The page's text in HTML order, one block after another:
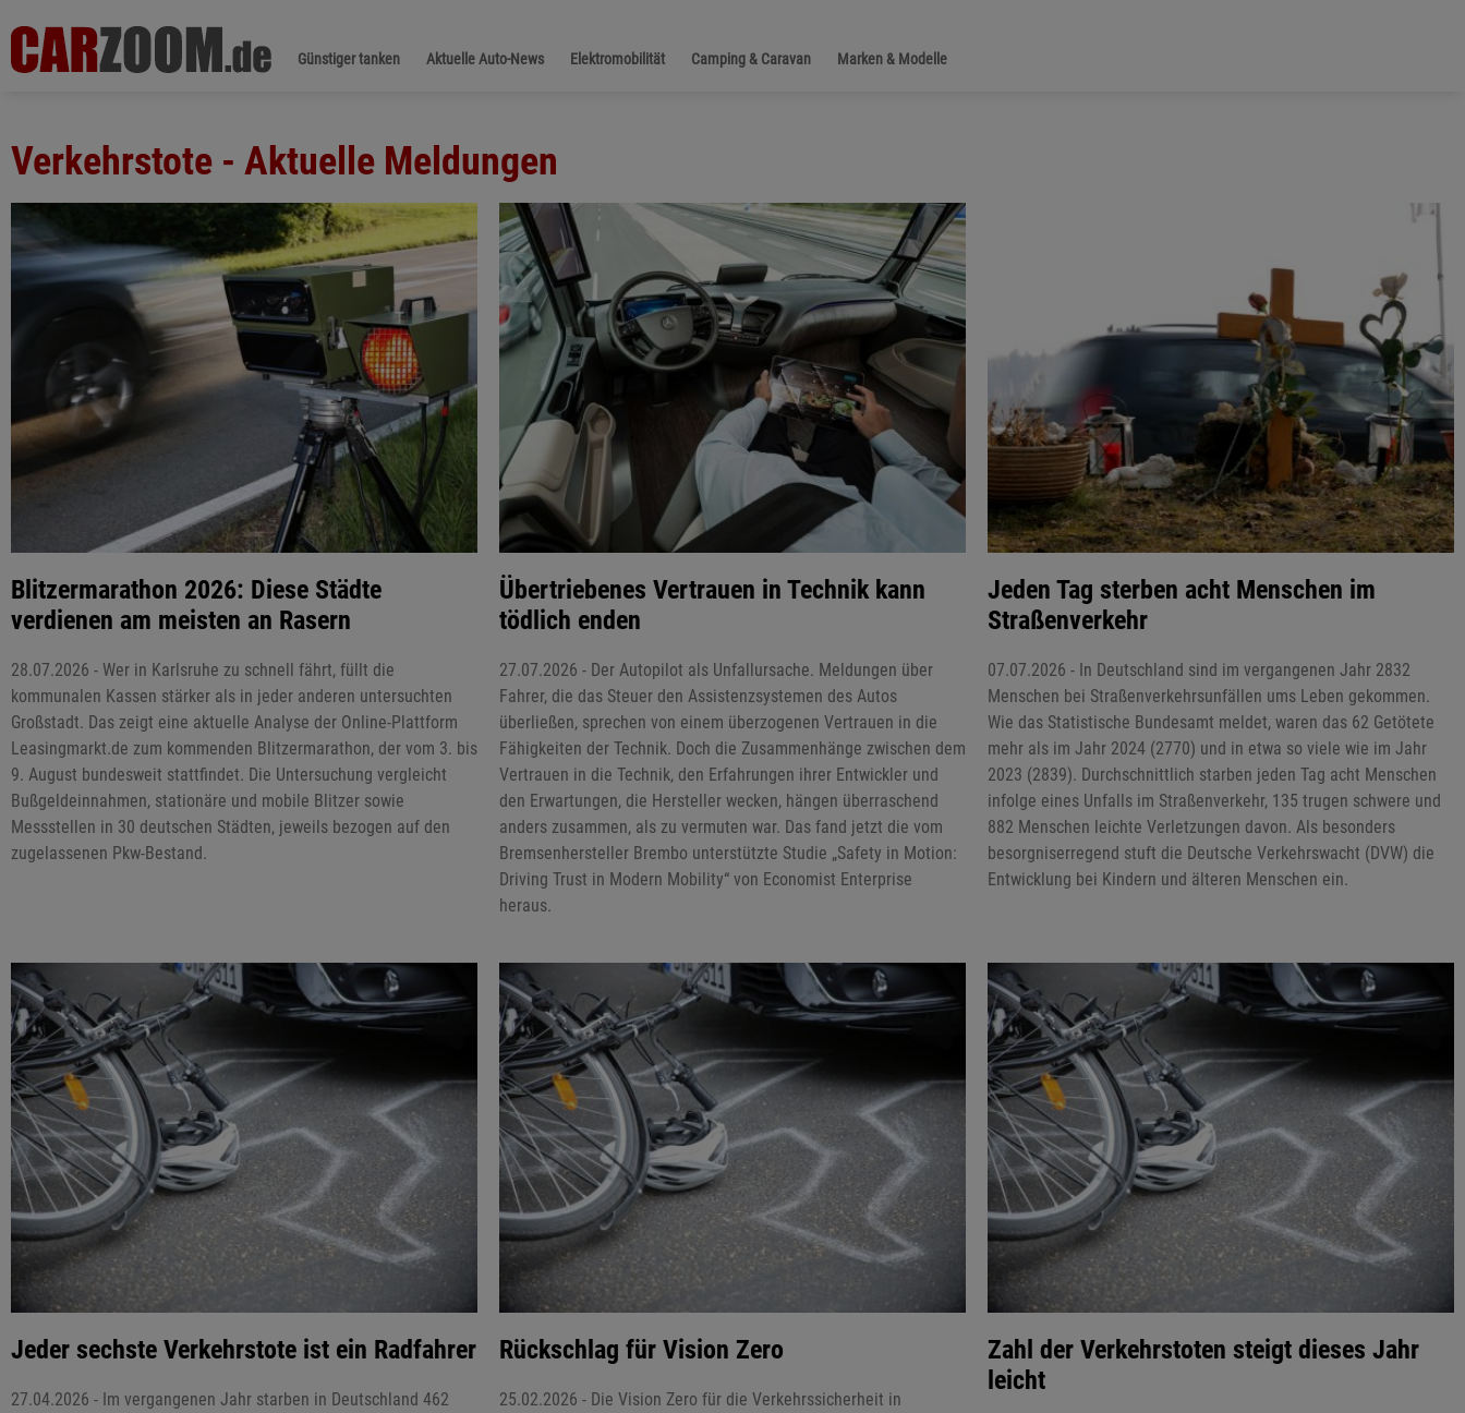
Günstiger tanken Aktuelle Auto-News Elektromobilität Camping & Caravan Marken & Modelle
Verkehrstote - Aktuelle Meldungen
Blitzermarathon 2026: Diese Städte
verdienen am meisten an Rasern
28.07.2026 - Wer in Karlsruhe zu schnell fährt, füllt die
kommunalen Kassen stärker als in jeder anderen untersuchten
Großstadt. Das zeigt eine aktuelle Analyse der Online-Plattform
Leasingmarkt.de zum kommenden Blitzermarathon, der vom 3. bis
9. August bundesweit stattfindet. Die Untersuchung vergleicht
Bußgeldeinnahmen, stationäre und mobile Blitzer sowie
Messstellen in 30 deutschen Städten, jeweils bezogen auf den
zugelassenen Pkw-Bestand.
Übertriebenes Vertrauen in Technik kann
tödlich enden
27.07.2026 - Der Autopilot als Unfallursache. Meldungen über
Fahrer, die das Steuer den Assistenzsystemen des Autos
überließen, sprechen von einem überzogenen Vertrauen in die
Fähigkeiten der Technik. Doch die Zusammenhänge zwischen dem
Vertrauen in die Technik, den Erfahrungen ihrer Entwickler und
den Erwartungen, die Hersteller wecken, hängen überraschend
anders zusammen, als zu vermuten war. Das fand jetzt die vom
Bremsenhersteller Brembo unterstützte Studie „Safety in Motion:
Driving Trust in Modern Mobility“ von Economist Enterprise
heraus.
Jeden Tag sterben acht Menschen im
Straßenverkehr
07.07.2026 - In Deutschland sind im vergangenen Jahr 2832
Menschen bei Straßenverkehrsunfällen ums Leben gekommen.
Wie das Statistische Bundesamt meldet, waren das 62 Getötete
mehr als im Jahr 2024 (2770) und in etwa so viele wie im Jahr
2023 (2839). Durchschnittlich starben jeden Tag acht Menschen
infolge eines Unfalls im Straßenverkehr, 135 trugen schwere und
882 Menschen leichte Verletzungen davon. Als besonders
besorgniserregend stuft die Deutsche Verkehrswacht (DVW) die
Entwicklung bei Kindern und älteren Menschen ein.
Jeder sechste Verkehrstote ist ein Radfahrer
27.04.2026 - Im vergangenen Jahr starben in Deutschland 462
Rückschlag für Vision Zero
25.02.2026 - Die Vision Zero für die Verkehrssicherheit in
Zahl der Verkehrstoten steigt dieses Jahr
leicht